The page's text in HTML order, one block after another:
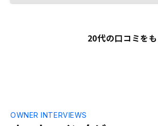
20代の口コミを
OWNER INTERVIEWS